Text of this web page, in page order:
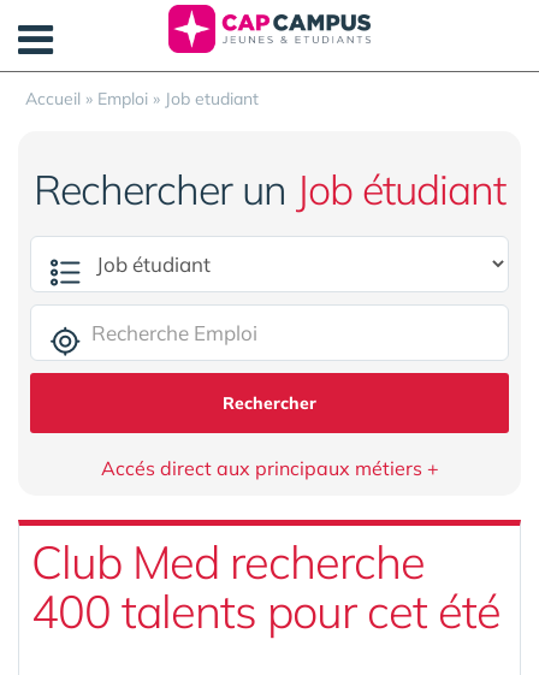
Accueil » Emploi » Job etudiant
Rechercher un Job étudiant
Rechercher
Accés direct aux principaux métiers +
Club Med recherche
400 talents pour cet été
Panneau de gestion des cookies